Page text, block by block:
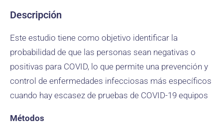
Descripción
Este estudio tiene como objetivo identificar la
probabilidad de que las personas sean negativas o
positivas para COVID, lo que permite una prevención y
control de enfermedades infecciosas más específicos
cuando hay escasez de pruebas de COVID-19 equipos
Métodos